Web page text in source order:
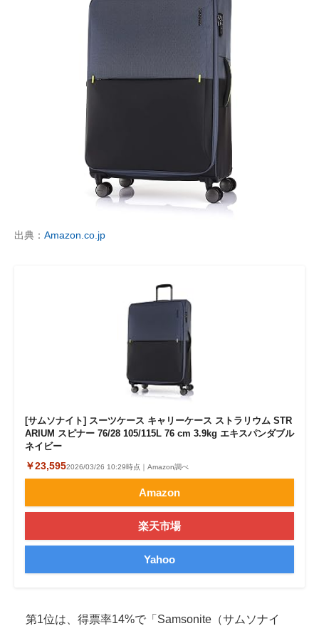
出典： Amazon.co.jp
[サムソナイト] スーツケース キャリーケース ストラリウム STR
ARIUM スピナー 76/28 105/115L 76 cm 3.9kg エキスパンダブル
ネイビー
￥23,5952026/03/26 10:29時点｜Amazon調べ
Amazon
楽天市場
Yahoo
第1位は、得票率14%で「Samsonite（サムソナイ